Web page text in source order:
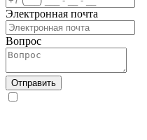
Электронная почта
Вопрос
Отправить